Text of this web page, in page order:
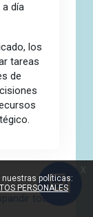
día
los
tareas
de
todo
nuestras políticas:
PERSONALES
x